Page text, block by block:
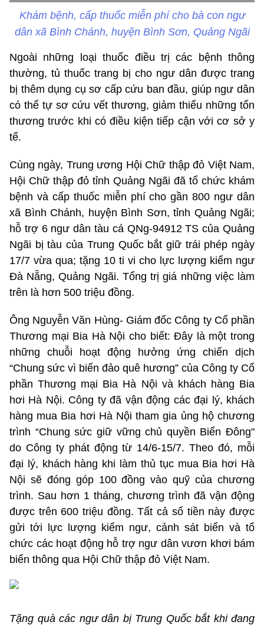
Khám bệnh, cấp thuốc miễn phí cho bà con ngư
dân xã Bình Chánh, huyện Bình Sơn, Quảng Ngãi
Ngoài những loại thuốc điều trị các bệnh thông
thường, tủ thuốc trang bị cho ngư dân được trang
bị thêm dụng cụ sơ cấp cứu ban đầu, giúp ngư dân
có thể tự sơ cứu vết thương, giảm thiểu những tổn
thương trước khi có điều kiện tiếp cận với cơ sở y
tế.
Cùng ngày, Trung ương Hội Chữ thập đỏ Việt Nam,
Hội Chữ thập đỏ tỉnh Quảng Ngãi đã tổ chức khám
bệnh và cấp thuốc miễn phí cho gần 800 ngư dân
xã Bình Chánh, huyện Bình Sơn, tỉnh Quảng Ngãi;
hỗ trợ 6 ngư dân tàu cá QNg-94912 TS của Quảng
Ngãi bị tàu của Trung Quốc bắt giữ trái phép ngày
17/7 vừa qua; tặng 10 ti vi cho lực lượng kiểm ngư
Đà Nẵng, Quảng Ngãi. Tổng trị giá những việc làm
trên là hơn 500 triệu đồng.
Ông Nguyễn Văn Hùng- Giám đốc Công ty Cổ phần
Thương mại Bia Hà Nội cho biết: Đây là một trong
những chuỗi hoạt động hưởng ứng chiến dịch
“Chung sức vì biển đảo quê hương” của Công ty Cổ
phần Thương mại Bia Hà Nội và khách hàng Bia
hơi Hà Nội. Công ty đã vận động các đại lý, khách
hàng mua Bia hơi Hà Nội tham gia ủng hộ chương
trình “Chung sức giữ vững chủ quyền Biển Đông"
do Công ty phát động từ 14/6-15/7. Theo đó, mỗi
đại lý, khách hàng khi làm thủ tục mua Bia hơi Hà
Nội sẽ đóng góp 100 đồng vào quỹ của chương
trình. Sau hơn 1 tháng, chương trình đã vận động
được trên 600 triệu đồng. Tất cả số tiền này được
gửi tới lực lượng kiểm ngư, cảnh sát biển và tổ
chức các hoạt động hỗ trợ ngư dân vươn khơi bám
biển thông qua Hội Chữ thập đỏ Việt Nam.
Tặng quà các ngư dân bị Trung Quốc bắt khi đang